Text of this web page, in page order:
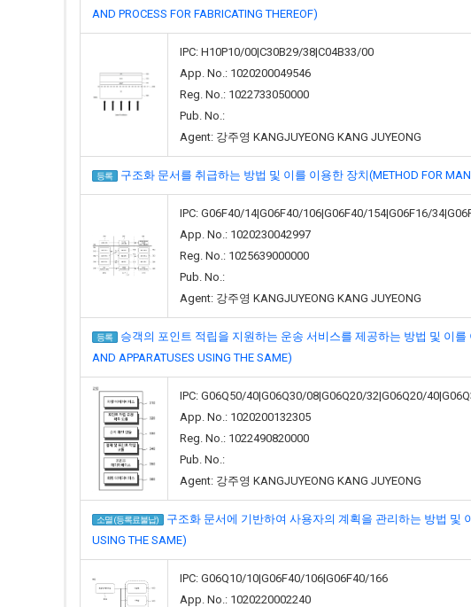
AND PROCESS FOR FABRICATING THEREOF)
IPC: H10P10/00|C30B29/38|C04B33/00
App. No.: 1020200049546
Reg. No.: 1022733050000
Pub. No.:
Agent: 강주영 KANGJUYEONG KANG JUYEONG
등록 구조화 문서를 취급하는 방법 및 이를 이용한 장치(METHOD FOR
IPC: G06F40/14|G06F40/106|G06F40/154|G06F16/
App. No.: 1020230042997
Reg. No.: 1025639000000
Pub. No.:
Agent: 강주영 KANGJUYEONG KANG JUYEONG
등록
승객의 포인트 적립을 지원하는 운송 서비스를 제공하는 방법 및 이를 이
AND APPARATUSES USING THE SAME)
IPC: G06Q50/40|G06Q30/08|G06Q20/32|G06Q20/
App. No.: 1020200132305
Reg. No.: 1022490820000
Pub. No.:
Agent: 강주영 KANGJUYEONG KANG JUYEONG
소멸 (등록료불납)
구조화 문서에 기반하여 사용자의 계획을 관리하는 방법 및
USING THE SAME)
IPC: G06Q10/10|G06F40/106|G06F40/166
App. No.: 1020220002240